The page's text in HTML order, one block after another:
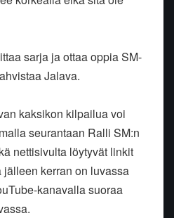
sarja ja ottaa oppia SM-
Jalava.
kaksikon kilpailua voi
seurantaan Ralli SM:n
nettisivulta löytyvät linkit
kerran on luvassa
kanavalla suoraa